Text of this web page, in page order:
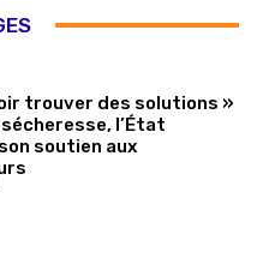
trouver des solutions »
l’État
soutien aux